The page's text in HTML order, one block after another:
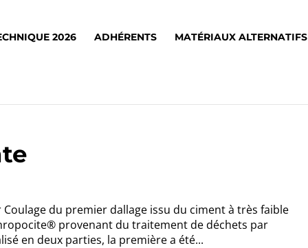
2026 ADHÉRENTS MATÉRIAUX ALTERNATIFS
Coulage du premier dallage issu du ciment à très faible
provenant du traitement de déchets par
en deux parties, la première a été...